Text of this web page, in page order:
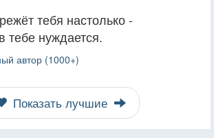
тебя настолько -
тебе нуждается.
автор (1000+)
Показать лучшие